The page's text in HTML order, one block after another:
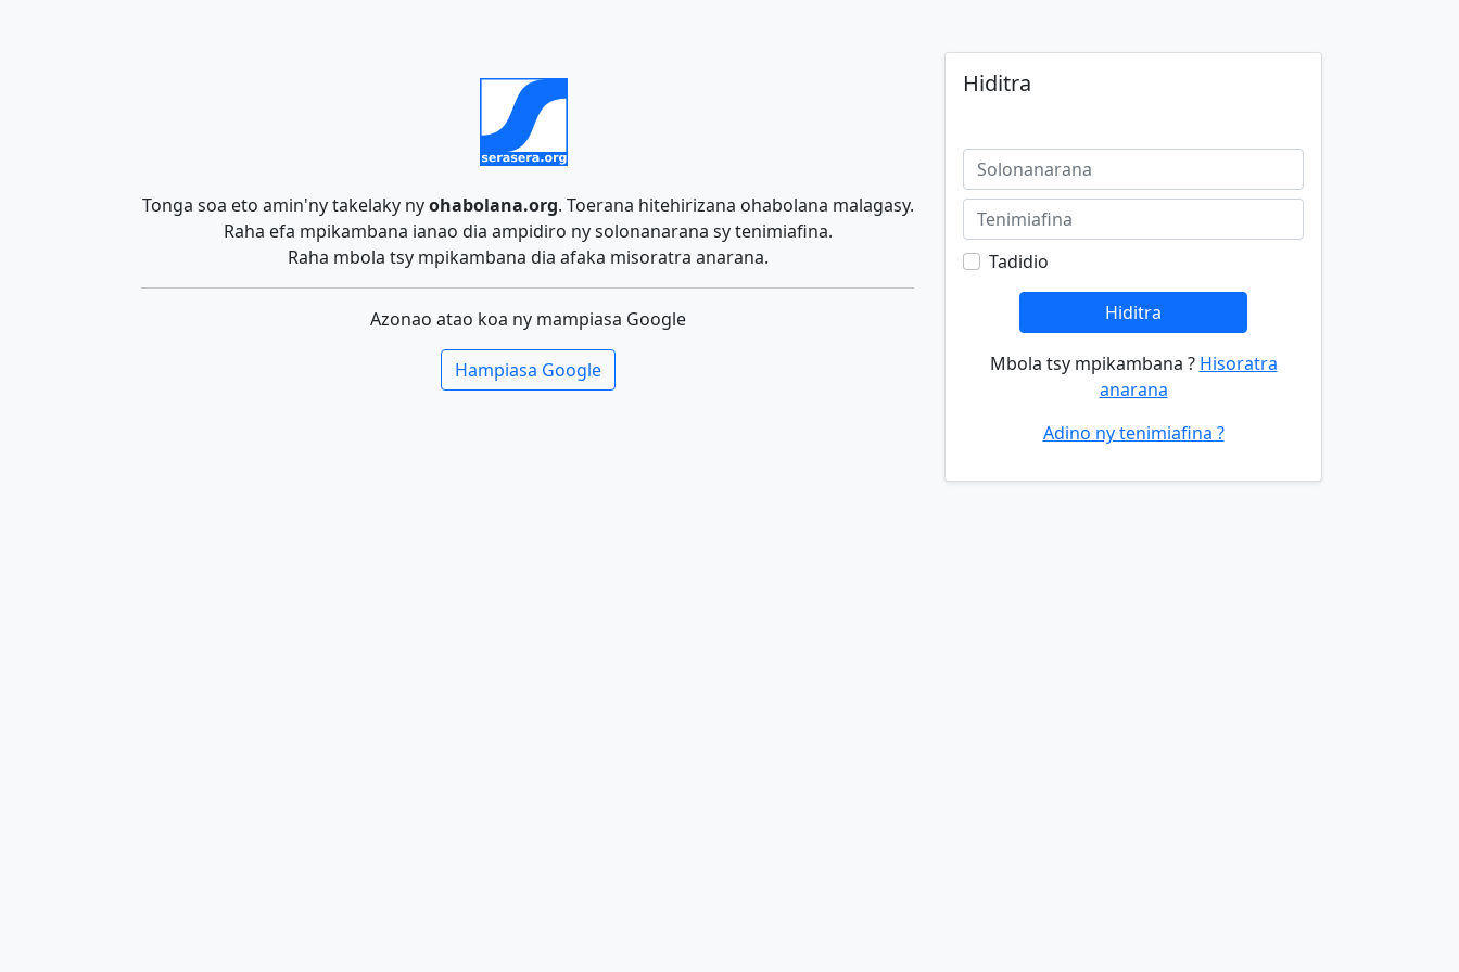
Tonga soa eto amin'ny takelaky nyohabolana.org. Toerana hitehirizana ohabolana malagasy.
Raha efa mpikambana ianao dia ampidiro ny solonanarana sy tenimiafina.
Raha mbola tsy mpikambana dia afaka misoratra anarana.
Azonao atao koa ny mampiasa Google
Hampiasa Google
Hiditra
Tadidio
Hiditra
Mbola tsy mpikambana ? Hisoratra
anarana
Adino ny tenimiafina ?